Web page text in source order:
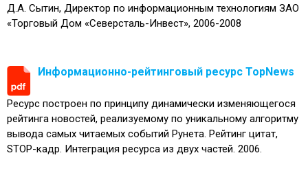
Д.А. Сытин, Директор по информационным технологиям ЗАО
«Торговый Дом «Северсталь-Инвест», 2006-2008
Информационно-рейтинговый ресурс TopNews
Ресурс построен по принципу динамически изменяющегося
рейтинга новостей, реализуемому по уникальному алгоритму
вывода самых читаемых событий Рунета. Рейтинг цитат,
STOP-кадр. Интеграция ресурса из двух частей. 2006.